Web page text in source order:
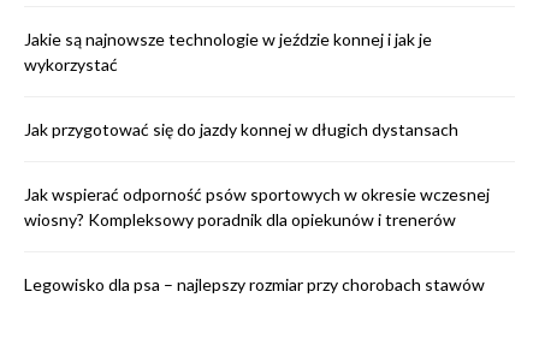
Jakie są najnowsze technologie w jeździe konnej i jak je
wykorzystać
Jak przygotować się do jazdy konnej w długich dystansach
Jak wspierać odporność psów sportowych w okresie wczesnej
wiosny? Kompleksowy poradnik dla opiekunów i trenerów
Legowisko dla psa – najlepszy rozmiar przy chorobach stawów